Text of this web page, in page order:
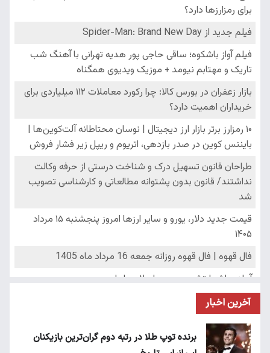
آخرین اخبار
برنده توپ طلا در رتبه دوم گران‌ترین بازیکنان